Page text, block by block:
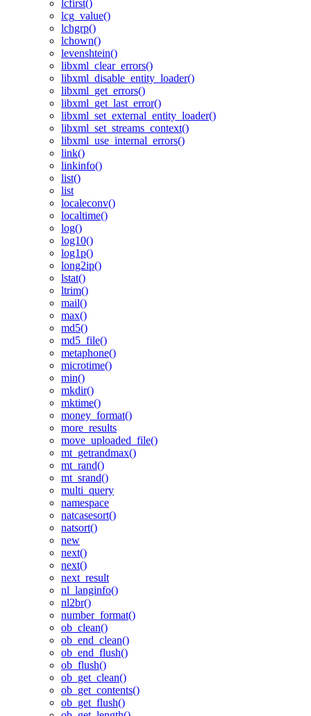
lcfirst()
lcg_value()
lchgrp()
lchown()
levenshtein()
libxml_clear_errors()
libxml_disable_entity_loader()
libxml_get_errors()
libxml_get_last_error()
libxml_set_external_entity_loader()
libxml_set_streams_context()
libxml_use_internal_errors()
link()
linkinfo()
list()
list
localeconv()
localtime()
log()
log10()
log1p()
long2ip()
lstat()
ltrim()
mail()
max()
md5()
md5_file()
metaphone()
microtime()
min()
mkdir()
mktime()
money_format()
more_results
move_uploaded_file()
mt_getrandmax()
mt_rand()
mt_srand()
multi_query
namespace
natcasesort()
natsort()
new
next()
next()
next_result
nl_langinfo()
nl2br()
number_format()
ob_clean()
ob_end_clean()
ob_end_flush()
ob_flush()
ob_get_clean()
ob_get_contents()
ob_get_flush()